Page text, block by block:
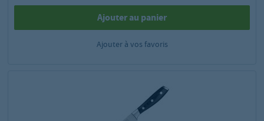
Ajouter au panier
Ajouter à vos favoris